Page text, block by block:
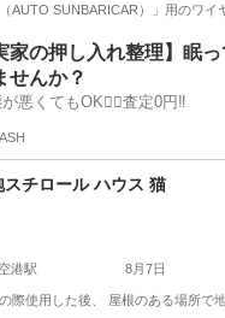
AUTO SUNBARICAR）」用のワ
駅 その他
家の押し入れ整理】眠
せんか？
悪くてもOK🙆‍♀️査定0円‼️
発泡スチロール ハウス 猫
港駅 8月7日
際使用した後、 屋根のある場所で